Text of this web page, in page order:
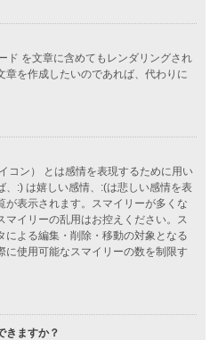
ド を文章に含めてもレンダリングされ
章を作成したいのであれば、代わりに
コン） とは感情を表現するために用い
、:) は嬉しい感情、:(は悲しい感情を表
が表示されます。スマイリーが多くな
イリーの乱用はお控えください。ス
による編集・削除・移動の対象となる
使用可能なスマイリーの数を制限す
きますか？